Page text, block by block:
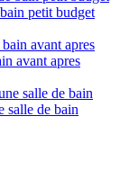
petit budget
avant apres
salle de bain